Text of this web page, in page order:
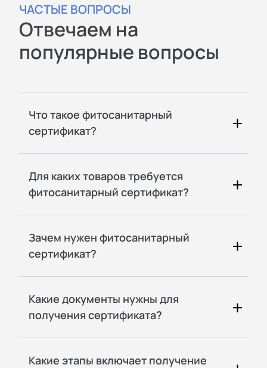
ЧАСТЫЕ ВОПРОСЫ
Отвечаем на
популярные вопросы
Что такое фитосанитарный
сертификат?
Для каких товаров требуется
фитосанитарный сертификат?
Зачем нужен фитосанитарный
сертификат?
Какие документы нужны для
получения сертификата?
Какие этапы включает получение